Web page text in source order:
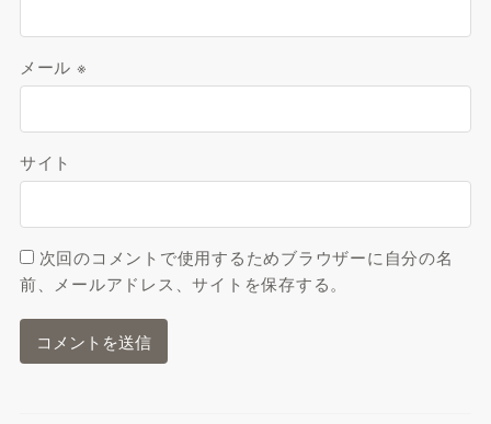
メール ※
サイト
次回のコメントで使用するためブラウザーに自分の名
前、メールアドレス、サイトを保存する。